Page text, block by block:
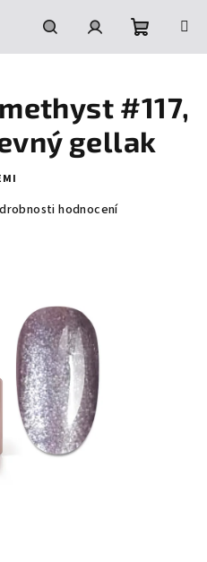
HledatPřihlášeníNákupní
košík
#117,
gellak
hodnocení